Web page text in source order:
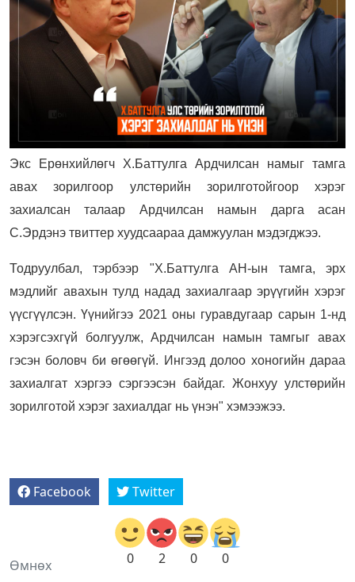
Экс Ерөнхийлөгч Х.Баттулга Ардчилсан намыг тамга
авах зорилгоор улстөрийн зорилготойгоор хэрэг
захиалсан талаар Ардчилсан намын дарга асан
С.Эрдэнэ твиттер хуудсаараа дамжуулан мэдэгджээ.
Тодруулбал, тэрбээр "Х.Баттулга АН-ын тамга, эрх
мэдлийг авахын тулд надад захиалгаар эрүүгийн хэрэг
үүсгүүлсэн. Үүнийгээ 2021 оны гуравдугаар сарын 1-нд
хэрэгсэхгүй болгуулж, Ардчилсан намын тамгыг авах
гэсэн боловч би өгөөгүй. Ингээд долоо хоногийн дараа
захиалгат хэргээ сэргээсэн байдаг. Жонхуу улстөрийн
зорилготой хэрэг захиалдаг нь үнэн" хэмээжээ.
Facebook Twitter
0 2 0 0
Өмнөх